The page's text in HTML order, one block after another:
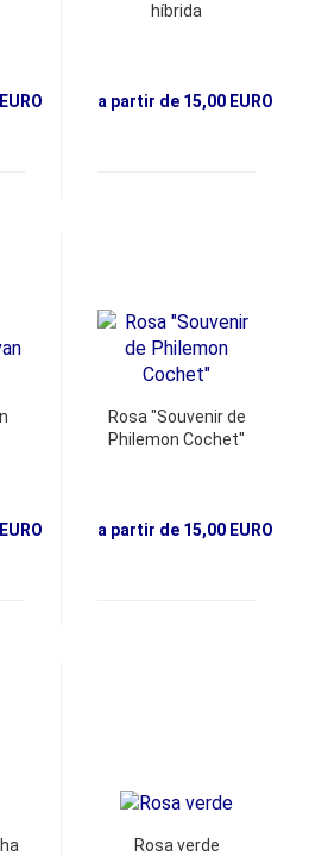
híbrida
a partir de 15,00 EURO
Rosa "Souvenir de
Philemon Cochet"
a partir de 15,00 EURO
Rosa verde